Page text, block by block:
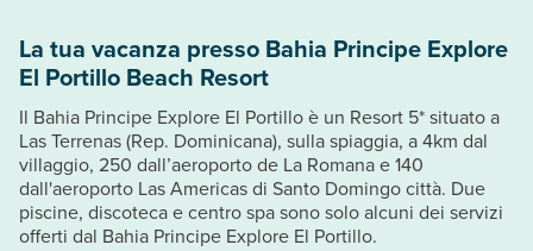
La tua vacanza presso Bahia Principe Explore
El Portillo Beach Resort
Il Bahia Principe Explore El Portillo è un Resort 5* situato a
Las Terrenas (Rep. Dominicana), sulla spiaggia, a 4km dal
villaggio, 250 dall’aeroporto de La Romana e 140
dall'aeroporto Las Americas di Santo Domingo città. Due
piscine, discoteca e centro spa sono solo alcuni dei servizi
offerti dal Bahia Principe Explore El Portillo.